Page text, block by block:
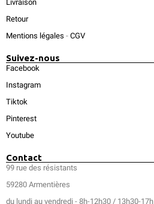
Livraison
Retour
Mentions légales - CGV
Suivez-nous
Facebook
Instagram
Tiktok
Pinterest
Youtube
Contact
99 rue des résistants
59280 Armentières
du lundi au vendredi - 8h-12h30 / 13h30-17h